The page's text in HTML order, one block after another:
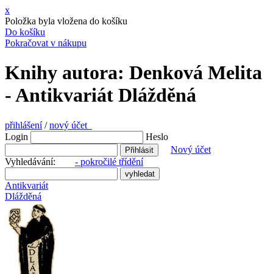
x
Položka byla vložena do košíku
Do košíku
Pokračovat v nákupu
Knihy autora: Denková Melita
- Antikvariát Dlážděná
přihlášení/nový účet
Login
Heslo
Nový účet
Vyhledávání: - pokročilé třídění
Antikvariát
Dlážděná